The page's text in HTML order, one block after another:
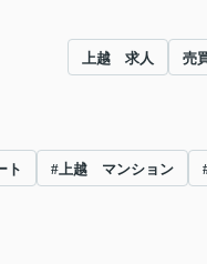
上越 求人 売
ト #上越 マンション